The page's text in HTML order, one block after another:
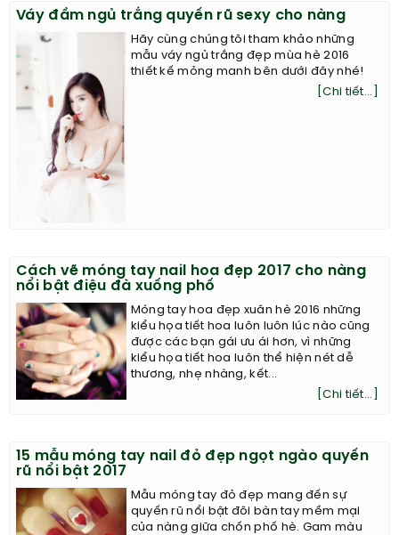
Váy đầm ngủ trắng quyến rũ sexy cho nàng
Hãy cùng chúng tôi tham khảo những
mẫu váy ngủ trắng đẹp mùa hè 2016
thiết kế mỏng manh bên dưới đây nhé!
[Chi tiết...]
Cách vẽ móng tay nail hoa đẹp 2017 cho nàng
nổi bật điệu đà xuống phố
Móng tay hoa đẹp xuân hè 2016 những
kiểu họa tiết hoa luôn luôn lúc nào cũng
được các bạn gái ưu ái hơn, vì những
kiểu họa tiết hoa luôn thể hiện nét dễ
thương, nhẹ nhàng, kết...
[Chi tiết...]
15 mẫu móng tay nail đỏ đẹp ngọt ngào quyến
rũ nổi bật 2017
Mẫu móng tay đỏ đẹp mang đến sự
quyến rũ nổi bật đôi bàn tay mềm mại
của nàng giữa chốn phố hè. Gam màu